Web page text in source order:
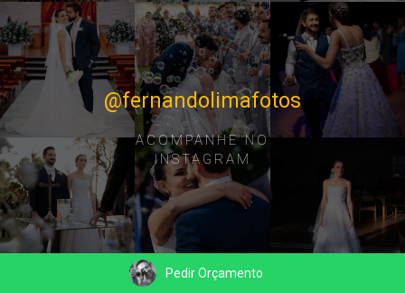
@fernandolimafotos
ACOMPANHE NO
INSTAGRAM
Pedir Orçamento